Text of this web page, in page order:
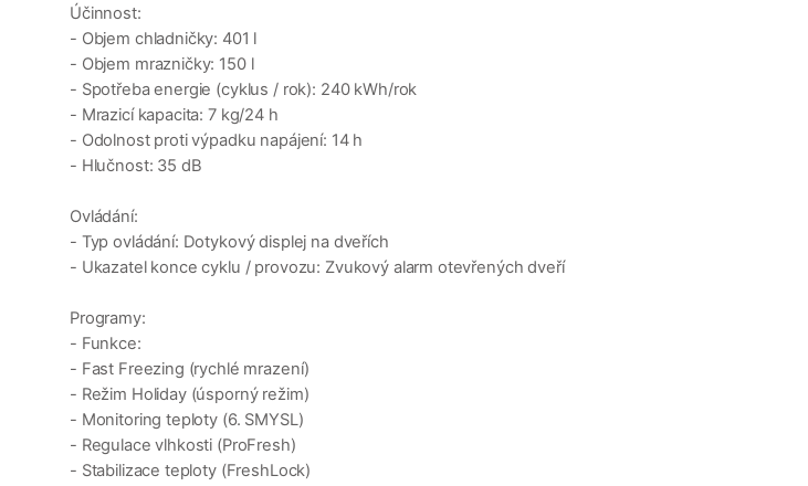
Účinnost:
- Objem chladničky: 401 l
- Objem mrazničky: 150 l
- Spotřeba energie (cyklus / rok): 240 kWh/rok
- Mrazicí kapacita: 7 kg/24 h
- Odolnost proti výpadku napájení: 14 h
- Hlučnost: 35 dB
Ovládání:
- Typ ovládání: Dotykový displej na dveřích
- Ukazatel konce cyklu / provozu: Zvukový alarm otevřených dveří
Programy:
- Funkce:
- Fast Freezing (rychlé mrazení)
- Režim Holiday (úsporný režim)
- Monitoring teploty (6. SMYSL)
- Regulace vlhkosti (ProFresh)
- Stabilizace teploty (FreshLock)